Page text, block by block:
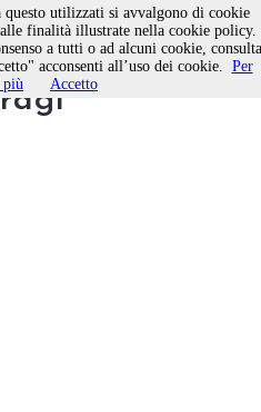
eravamo
utilizzati si avvalgono di cookie
finalità illustrate nella cookie policy.
a tutti o ad alcuni cookie, consulta
acconsenti all’uso dei cookie. Per
più
Accetto